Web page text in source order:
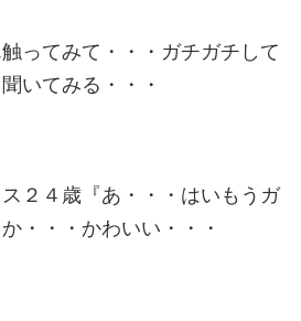
ってみて・・・ガチガチして
いてみる・・・
２４歳『あ・・・はいもうガ
・・・かわいい・・・